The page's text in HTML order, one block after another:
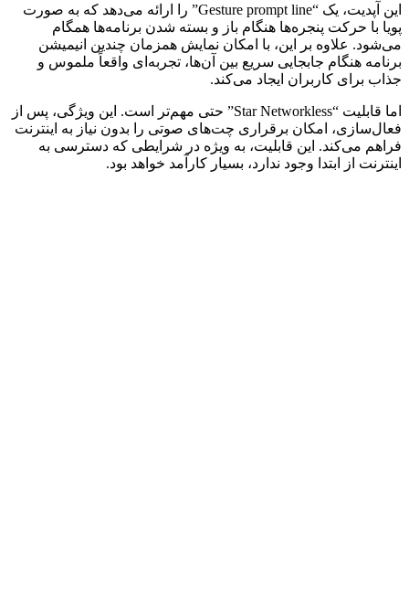
این آپدیت، یک “Gesture prompt line” را ارائه می‌دهد که به صورت
پویا با حرکت پنجره‌ها هنگام باز و بسته شدن برنامه‌ها همگام
می‌شود. علاوه بر این، با امکان نمایش همزمان چندین انیمیشن
برنامه هنگام جابجایی سریع بین آن‌ها، تجربه‌ای واقعاً ملموس و
جذاب برای کاربران ایجاد می‌کند.
اما قابلیت “Star Networkless” حتی مهم‌تر است. این ویژگی، پس از
فعال‌سازی، امکان برقراری چت‌های صوتی را بدون نیاز به اینترنت
فراهم می‌کند. این قابلیت، به ویژه در شرایطی که دسترسی به
اینترنت از ابتدا وجود ندارد، بسیار کارآمد خواهد بود.